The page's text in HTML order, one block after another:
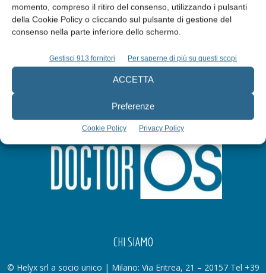
momento, compreso il ritiro del consenso, utilizzando i pulsanti
della Cookie Policy o cliccando sul pulsante di gestione del
consenso nella parte inferiore dello schermo.
Gestisci 913 fornitori Per saperne di più su questi scopi
ACCETTA
Preferenze
Cookie Policy Privacy Policy
Iscriviti alla newsletter
CHI SIAMO
© Helyx srl a socio unico | Milano: Via Eritrea, 21 – 20157 Tel +39